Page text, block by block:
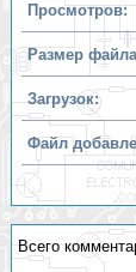
Просмотров:
Размер
Загрузок:
Файл
Всего